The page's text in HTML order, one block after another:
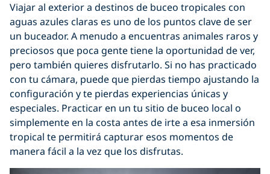
Viajar al exterior a destinos de buceo tropicales con
aguas azules claras es uno de los puntos clave de ser
un buceador. A menudo a encuentras animales raros y
preciosos que poca gente tiene la oportunidad de ver,
pero también quieres disfrutarlo. Si no has practicado
con tu cámara, puede que pierdas tiempo ajustando la
configuración y te pierdas experiencias únicas y
especiales. Practicar en un tu sitio de buceo local o
simplemente en la costa antes de irte a esa inmersión
tropical te permitirá capturar esos momentos de
manera fácil a la vez que los disfrutas.